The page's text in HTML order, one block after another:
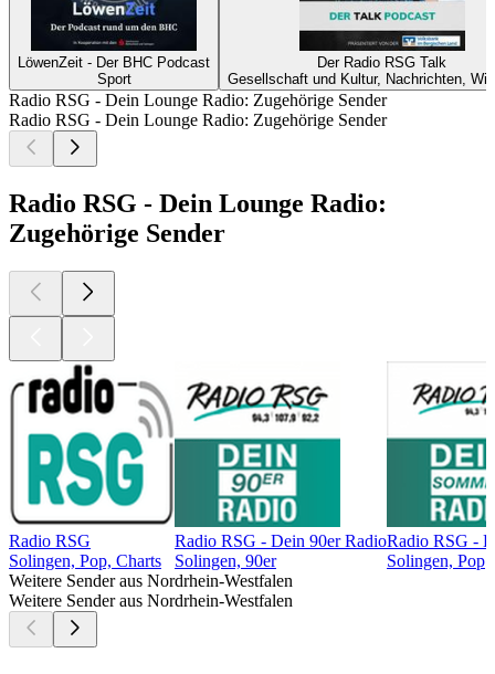
LöwenZeit - Der BHC Podcast
Sport
Der Radio RSG Talk
Gesellschaft und Kultur, Nachrichten,
Radio RSG - Dein Lounge Radio: Zugehörige Sender
Radio RSG - Dein Lounge Radio: Zugehörige Sender
Radio RSG - Dein Lounge Radio:
Zugehörige Sender
Radio RSG
Solingen, Pop, Charts
Radio RSG - Dein 90er Radio
Solingen, 90er
Radio RSG -
Solingen, Pop
Weitere Sender aus Nordrhein-Westfalen
Weitere Sender aus Nordrhein-Westfalen